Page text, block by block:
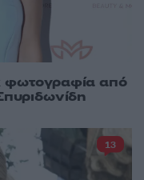
από
13